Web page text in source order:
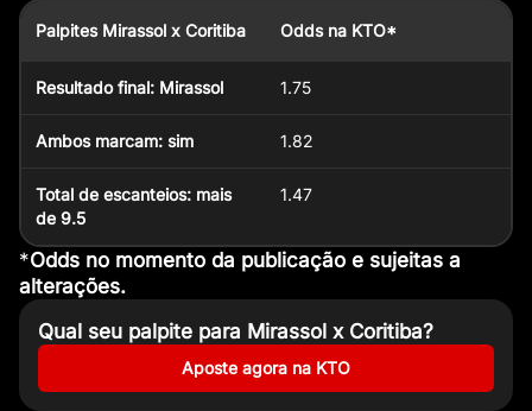
Palpites Mirassol x Coritiba Odds na KTO*
Resultado final: Mirassol 1.75
Ambos marcam: sim 1.82
Total de escanteios: mais
de 9.5
1.47
*Odds no momento da publicação e sujeitas a
alterações.
Qual seu palpite para Mirassol x Coritiba?
Aposte agora na KTO